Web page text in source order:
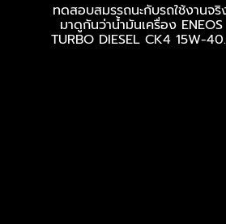
ทดสอบสมรรถนะกับรถใช้งานจริ
มาดูกันว่าน้ำมันเครื่อง ENEOS
TURBO DIESEL CK4 15W-